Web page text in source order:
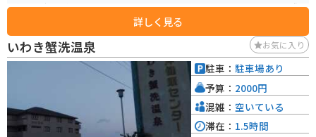
ができ、郷土料理の「じゅうねんそば」もおすすめです。 バイクで訪れる際
は、駐車場も広く休憩場所としても最適です。 周辺には、あぶくま洞やガラ
ス工房など、観光スポットも点在しているので、ツーリングの拠点にもおす
すめです。 お土産には、地元産の果物を使ったジャムやジュース、地酒など
が人気です。
詳しく見る
いわき蟹洗温泉 お気に入り
駐車： 駐車場あり
予算： 2000円
混雑： 空いている
滞在： 1.5時間